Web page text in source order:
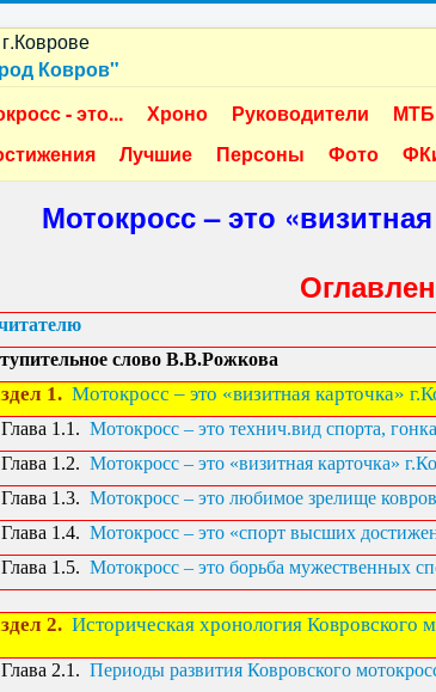
Ковров"
- это... Хроно Руководители МТБ
Лучшие Персоны Фото
Мотокросс – это
слово В.В.Рожкова
1. Мотокросс – это «визитная карточка»
Глава 1.1. Мотокросс – это технич.вид спорта,
Глава 1.2. Мотокросс – это «визитная карточка»
Глава 1.3. Мотокросс – это любимое зрелище
Глава 1.4. Мотокросс – это «спорт высших
Глава 1.5. Мотокросс – это борьба мужественных
2. Историческая хронология Ковровского
Глава 2.1. Периоды развития Ковровского